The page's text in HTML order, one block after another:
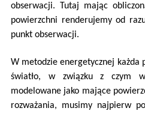
obserwacji. Tutaj mając
powierzchni renderujemy od
punkt obserwacji.
W metodzie energetycznej każda
światło, w związku z czym
modelowane jako mające
rozważania, musimy najpierw